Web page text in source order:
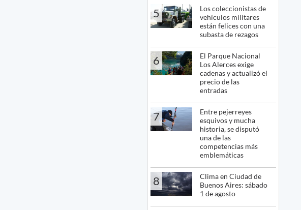
5
Los coleccionistas de
vehículos militares
están felices con una
subasta de rezagos
6
El Parque Nacional
Los Alerces exige
cadenas y actualizó el
precio de las
entradas
7
Entre pejerreyes
esquivos y mucha
historia, se disputó
una de las
competencias más
emblemáticas
8
Clima en Ciudad de
Buenos Aires: sábado
1 de agosto